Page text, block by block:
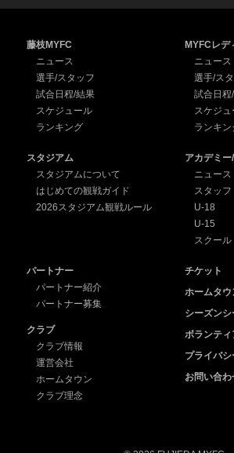
藤枝MYFC
ニュース
選手/スタッフ
試合日程/結果
スケジュール
ランキング
MYFCレデ
ニュース
選手/ス
試合日程
スケジ
ランキン
スタジアム
スタジアムについて
はじめての観戦ガイド
2026スタジアム観戦ルール
アカデミ
ニュース
スタッフ
U-18
U-15
スクール
パートナー
パートナー紹介
パートナー募集
クラブ
クラブ情報
運営会社
ホームタウン
クラブ理念
チケット
ホームタ
シーズン
ボランテ
プライバ
お問い合わ